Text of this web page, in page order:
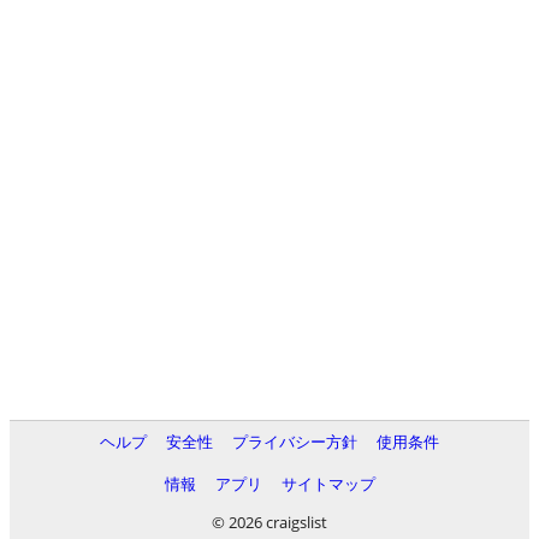
ヘルプ 安全性 プライバシー方針
使用条件
情報
アプリ
サイトマップ
© 2026 craigslist